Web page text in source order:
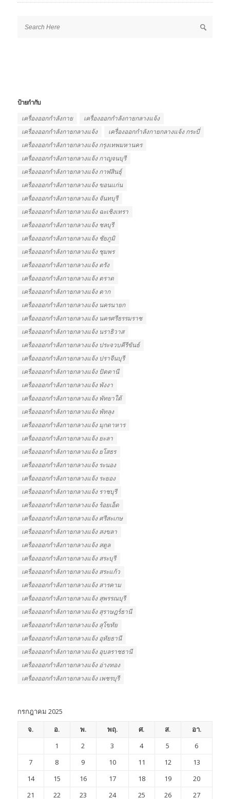
ป้ายกำกับ
เครื่องออกกำลังกาย
เครื่องออกกำลังกายกลางแจ้ง
เครื่องออกกําลังกายกลางแจ้ง
เครื่องออกกําลังกายกลางแจ้ง กระบี่
เครื่องออกกําลังกายกลางแจ้ง กรุงเทพมหานคร
เครื่องออกกําลังกายกลางแจ้ง กาญจนบุรี
เครื่องออกกําลังกายกลางแจ้ง กาฬสินธุ์
เครื่องออกกําลังกายกลางแจ้ง ขอนเเก่น
เครื่องออกกําลังกายกลางแจ้ง จันทบุรี
เครื่องออกกําลังกายกลางแจ้ง ฉะเชิงเทรา
เครื่องออกกําลังกายกลางแจ้ง ชลบุรี
เครื่องออกกําลังกายกลางแจ้ง ชัยภูมิ
เครื่องออกกําลังกายกลางแจ้ง ชุมพร
เครื่องออกกําลังกายกลางแจ้ง ตรัง
เครื่องออกกําลังกายกลางแจ้ง ตราด
เครื่องออกกําลังกายกลางแจ้ง ตาก
เครื่องออกกําลังกายกลางแจ้ง นครนายก
เครื่องออกกําลังกายกลางแจ้ง นครศรีธรรมราช
เครื่องออกกําลังกายกลางแจ้ง นราธิวาส
เครื่องออกกําลังกายกลางแจ้ง ประจวบคีรีขันธ์
เครื่องออกกําลังกายกลางแจ้ง ปราจีนบุรี
เครื่องออกกําลังกายกลางแจ้ง ปัตตานี
เครื่องออกกําลังกายกลางแจ้ง พังงา
เครื่องออกกําลังกายกลางแจ้ง พัทยาใต้
เครื่องออกกําลังกายกลางแจ้ง พัทลุง
เครื่องออกกําลังกายกลางแจ้ง มุกดาหาร
เครื่องออกกําลังกายกลางแจ้ง ยะลา
เครื่องออกกําลังกายกลางแจ้ง ยโสธร
เครื่องออกกําลังกายกลางแจ้ง ระนอง
เครื่องออกกําลังกายกลางแจ้ง ระยอง
เครื่องออกกําลังกายกลางแจ้ง ราชบุรี
เครื่องออกกําลังกายกลางแจ้ง ร้อยเอ็ด
เครื่องออกกําลังกายกลางแจ้ง ศรีสะเกษ
เครื่องออกกําลังกายกลางแจ้ง สงขลา
เครื่องออกกําลังกายกลางแจ้ง สตูล
เครื่องออกกําลังกายกลางแจ้ง สระบุรี
เครื่องออกกําลังกายกลางแจ้ง สระแก้ว
เครื่องออกกําลังกายกลางแจ้ง สารคาม
เครื่องออกกําลังกายกลางแจ้ง สุพรรณบุรี
เครื่องออกกําลังกายกลางแจ้ง สุราษฎร์ธานี
เครื่องออกกําลังกายกลางแจ้ง สุโขทัย
เครื่องออกกําลังกายกลางแจ้ง อุทัยธานี
เครื่องออกกําลังกายกลางแจ้ง อุบลราชธานี
เครื่องออกกําลังกายกลางแจ้ง อ่างทอง
เครื่องออกกําลังกายกลางแจ้ง เพชรบุรี
กรกฎาคม 2025
จ.
อ. พ. พฤ. ศ. ส.
อา.
1
2 3 4 5
6
7
8 9 10 11 12
13
14
15 16 17 18 19
20
21
22 23 24 25 26 27